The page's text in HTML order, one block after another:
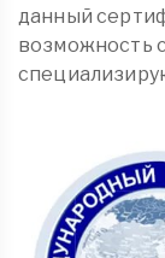
данный
возможность